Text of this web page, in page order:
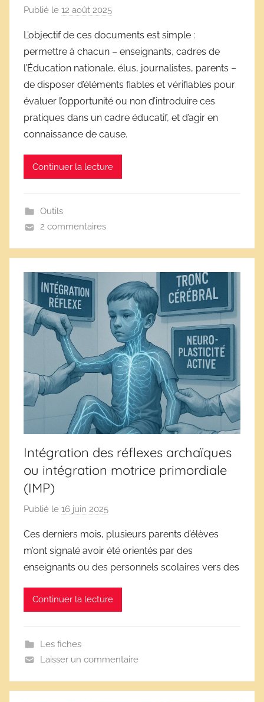
Publié le 12 août 2025
r
D
é
r
i
v
e
s
c
r
e
s
L’objectif de ces documents est simple :
permettre à chacun – enseignants, cadres de
l’Éducation nationale, élus, journalistes, parents –
de disposer d’éléments fiables et vérifiables pour
évaluer l’opportunité ou non d’introduire ces
pratiques dans un cadre éducatif, et d’agir en
connaissance de cause.
Continuer la lecture
Outils
2 commentaires
Intégration des réflexes archaïques
ou intégration motrice primordiale
(IMP)
Publié le 16 juin 2025
r
D
é
r
i
s
o
Ces derniers mois, plusieurs parents d’élèves
m’ont signalé avoir été orientés par des
enseignants ou des personnels scolaires vers des
Continuer la lecture
Les fiches
Laisser un commentaire